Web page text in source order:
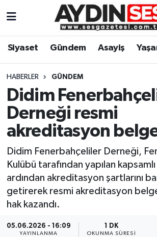
Siyaset Gündem Asayiş
HABERLER GÜNDEM
Didim
Derneği resmi
akreditasyon
Didim Fenerbahçeliler Derneği,
Kulübü tarafından yapılan
ardından akreditasyon şartlarını
getirerek resmi akreditasyon
hak kazandı.
05.06.2026 - 16:09
YAYINLANMA
1 DK
OKUNMA SÜRESI
Gündem
Siyaset
Ekonomi
Eğitim
Kültür Sanat
Aydın Hava Durumu
Aydin Namaz Vakitleri
Aydın Trafik Yoğunluk Haritası
Süper Lig Puan Durumu ve
Tüm Manşetler
Son Dakika Haberleri